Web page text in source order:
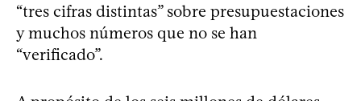
“tres cifras distintas” sobre presupuestaciones
y muchos números que no se han
“verificado”.